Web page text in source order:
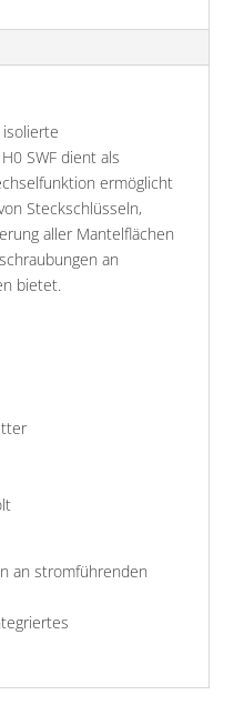
SWF dient als
ermöglicht
Steckschlüsseln,
aller Mantelflächen
an
bietet.
an stromführenden